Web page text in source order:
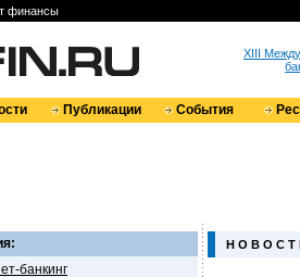
финансы
XIII
Публикации События
банкинг
Н О В О С Т